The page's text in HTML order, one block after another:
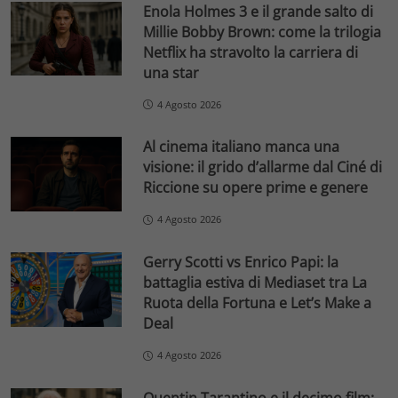
Enola Holmes 3 e il grande salto di
Millie Bobby Brown: come la trilogia
Netflix ha stravolto la carriera di
una star
4 Agosto 2026
Al cinema italiano manca una
visione: il grido d’allarme dal Ciné di
Riccione su opere prime e genere
4 Agosto 2026
Gerry Scotti vs Enrico Papi: la
battaglia estiva di Mediaset tra La
Ruota della Fortuna e Let’s Make a
Deal
4 Agosto 2026